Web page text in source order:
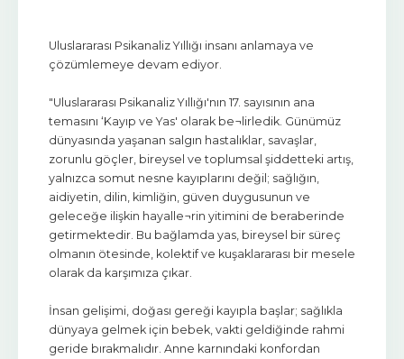
Uluslararası Psikanaliz Yıllığı insanı anlamaya ve
çözümlemeye devam ediyor.
"Uluslararası Psikanaliz Yıllığı'nın 17. sayısının ana
temasını ‘Kayıp ve Yas' olarak be¬lirledik. Günümüz
dünyasında yaşanan salgın hastalıklar, savaşlar,
zorunlu göçler, bireysel ve toplumsal şiddetteki artış,
yalnızca somut nesne kayıplarını değil; sağlığın,
aidiyetin, dilin, kimliğin, güven duygusunun ve
geleceğe ilişkin hayalle¬rin yitimini de beraberinde
getirmektedir. Bu bağlamda yas, bireysel bir süreç
olmanın ötesinde, kolektif ve kuşaklararası bir mesele
olarak da karşımıza çıkar.
İnsan gelişimi, doğası gereği kayıpla başlar; sağlıkla
dünyaya gelmek için bebek, vakti geldiğinde rahmi
geride bırakmalıdır. Anne karnındaki konfordan